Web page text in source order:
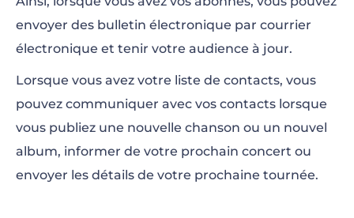
envoyer des bulletin électronique par courrier
électronique et tenir votre audience à jour.
Lorsque vous avez votre liste de contacts, vous
pouvez communiquer avec vos contacts lorsque
vous publiez une nouvelle chanson ou un nouvel
album, informer de votre prochain concert ou
envoyer les détails de votre prochaine tournée.